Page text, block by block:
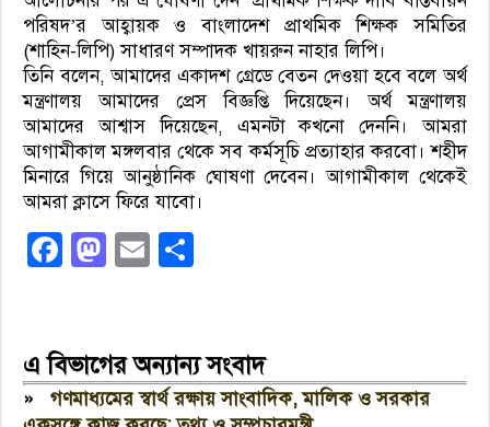
পরিষদ’র আহ্বায়ক ও বাংলাদেশ প্রাথমিক শিক্ষক সমিতির
(শাহিন-লিপি) সাধারণ সম্পাদক খায়রুন নাহার লিপি।
তিনি বলেন, আমাদের একাদশ গ্রেডে বেতন দেওয়া হবে বলে অর্থ
মন্ত্রণালয় আমাদের প্রেস বিজ্ঞপ্তি দিয়েছেন। অর্থ মন্ত্রণালয়
আমাদের আশ্বাস দিয়েছেন, এমনটা কখনো দেননি। আমরা
আগামীকাল মঙ্গলবার থেকে সব কর্মসূচি প্রত্যাহার করবো। শহীদ
মিনারে গিয়ে আনুষ্ঠানিক ঘোষণা দেবেন। আগামীকাল থেকেই
আমরা ক্লাসে ফিরে যাবো।
Facebook
Mastodon
Email
এ বিভাগের অন্যান্য সংবাদ
»গণমাধ্যমের স্বার্থ রক্ষায় সাংবাদিক, মালিক ও সরকার